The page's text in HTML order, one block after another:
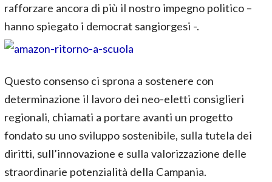
rafforzare ancora di più il nostro impegno politico –
hanno spiegato i democrat sangiorgesi -.
Questo consenso ci sprona a sostenere con
determinazione il lavoro dei neo-eletti consiglieri
regionali, chiamati a portare avanti un progetto
fondato su uno sviluppo sostenibile, sulla tutela dei
diritti, sull’innovazione e sulla valorizzazione delle
straordinarie potenzialità della Campania.